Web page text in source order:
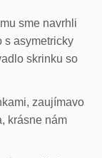
sme navrhli
s asymetricky
skrinku so
zaujímavo
krásne nám